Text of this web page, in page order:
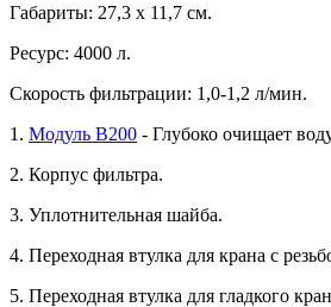
Габариты: 27,3 x 11,7 см.
Ресурс: 4000 л.
Скорость фильтрации: 1,0-1,2 л/мин.
1. Модуль B200 - Глубоко очищает
2. Корпус фильтра.
3. Уплотнительная шайба.
4. Переходная втулка для крана с
5. Переходная втулка для гладкого